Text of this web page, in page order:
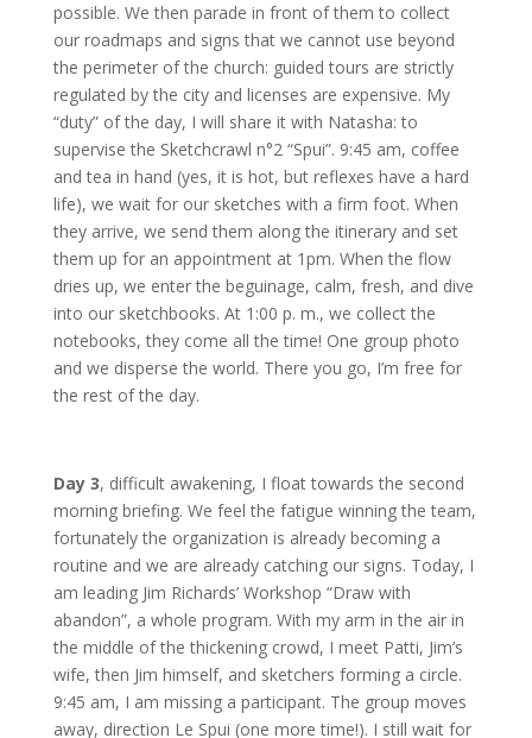
possible. We then parade in front of them to collect
our roadmaps and signs that we cannot use beyond
the perimeter of the church: guided tours are strictly
regulated by the city and licenses are expensive. My
“duty” of the day, I will share it with Natasha: to
supervise the Sketchcrawl n°2 “Spui”. 9:45 am, coffee
and tea in hand (yes, it is hot, but reflexes have a hard
life), we wait for our sketches with a firm foot. When
they arrive, we send them along the itinerary and set
them up for an appointment at 1pm. When the flow
dries up, we enter the beguinage, calm, fresh, and dive
into our sketchbooks. At 1:00 p. m., we collect the
notebooks, they come all the time! One group photo
and we disperse the world. There you go, I’m free for
the rest of the day.
Day 3, difficult awakening, I float towards the second
morning briefing. We feel the fatigue winning the team,
fortunately the organization is already becoming a
routine and we are already catching our signs. Today, I
am leading Jim Richards’ Workshop “Draw with
abandon”, a whole program. With my arm in the air in
the middle of the thickening crowd, I meet Patti, Jim’s
wife, then Jim himself, and sketchers forming a circle.
9:45 am, I am missing a participant. The group moves
away, direction Le Spui (one more time!). I still wait for